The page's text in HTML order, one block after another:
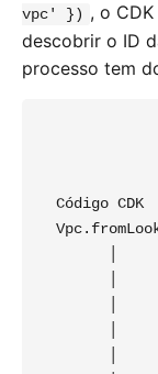
vpc' }) , o
descobrir o ID
processo tem
Código CDK
│
│
│
│
│